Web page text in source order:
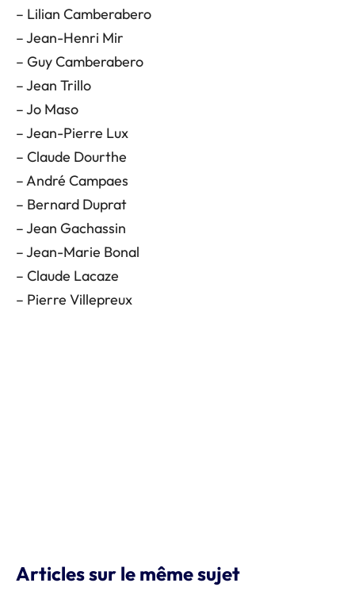
– Lilian Camberabero
– Jean-Henri Mir
– Guy Camberabero
– Jean Trillo
– Jo Maso
– Jean-Pierre Lux
– Claude Dourthe
– André Campaes
– Bernard Duprat
– Jean Gachassin
– Jean-Marie Bonal
– Claude Lacaze
– Pierre Villepreux
Articles sur le même sujet